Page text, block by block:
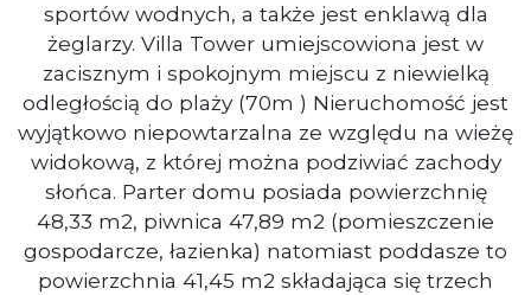
sportów wodnych, a także jest enklawą dla
żeglarzy. Villa Tower umiejscowiona jest w
zacisznym i spokojnym miejscu z niewielką
odległością do plaży (70m ) Nieruchomość jest
wyjątkowo niepowtarzalna ze względu na wieżę
widokową, z której można podziwiać zachody
słońca. Parter domu posiada powierzchnię
48,33 m2, piwnica 47,89 m2 (pomieszczenie
gospodarcze, łazienka) natomiast poddasze to
powierzchnia 41,45 m2 składająca się trzech